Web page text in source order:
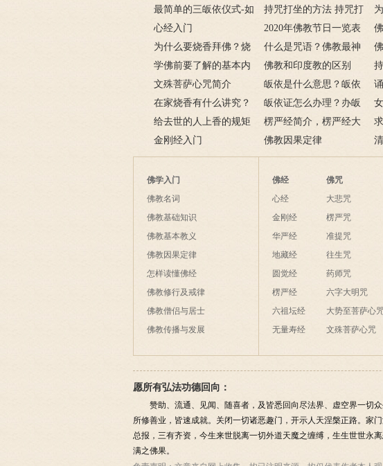
项
从婚后出轨事件看出的因
果报应
要讲什么？
最简单的三皈依仪式-如
何授三皈五戒居士仪轨
持咒打坐的方法 持咒打
坐的姿势图
心经入门 2020年佛教节日一览表
为什么要烧香拜佛？烧
香的含义是什么？
什么是咒语？佛教最神
奇的九个咒语
学佛前要了解的基本内
容
佛教和印度教的区别
文殊菩萨心咒简介
皈依是什么意思？皈依
三宝又是什么意思？
在家烧香有什么讲究？
一些禁忌千万不要触
碰！
皈依证怎么办理？办皈
依证后的忌讳是什么？
给去世的人上香的规矩
楞严经简介，楞严经大
致在讲什么？
金刚经入门 佛教因果定律
佛学入门
佛教名词
佛教基础知识
佛教基本教义
佛教因果定律
怎样读懂佛经
佛教修行及戒律
佛教僧侣与居士
佛教传播与发展
佛经
心经
金刚经
华严经
地藏经
圆觉经
楞严经
六祖坛经
无量寿经
佛咒
大悲咒
楞严咒
准提咒
往生咒
药师咒
六字大明咒
大势至菩萨心
文殊菩萨心咒
愿所有弘法功德回向：
赞助、流通、见闻、随喜者，及皆悉回向尽法界、虚空界一切
所修善业，皆速成就。关闭一切诸恶趣门，开示人天涅槃正路。家
总报，三有齐资，今生来世脱离一切外道天魔之缠缚，生生世世永
满之佛果。